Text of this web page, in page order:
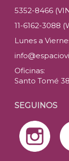
5352-8466
11-6162-3088
Lunes a
Oficinas:
Santo Tomé
SEGUINOS